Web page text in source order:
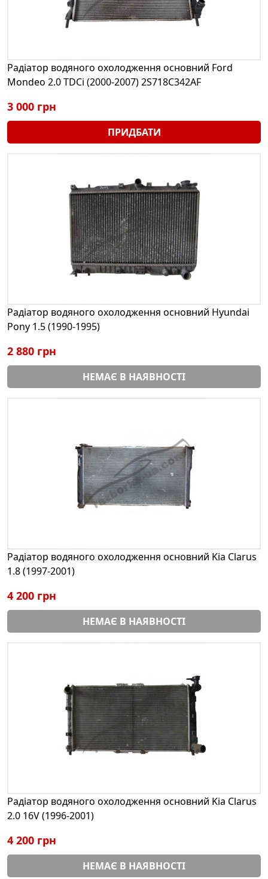
Радіатор водяного охолодження основний Ford
Mondeo 2.0 TDCi (2000-2007) 2S718C342AF
3 000 грн
ПРИДБАТИ
Радіатор водяного охолодження основний Hyundai
Pony 1.5 (1990-1995)
2 880 грн
НЕМАЄ В НАЯВНОСТІ
Радіатор водяного охолодження основний Kia Clarus
1.8 (1997-2001)
4 200 грн
НЕМАЄ В НАЯВНОСТІ
Радіатор водяного охолодження основний Kia Clarus
2.0 16V (1996-2001)
4 200 грн
НЕМАЄ В НАЯВНОСТІ